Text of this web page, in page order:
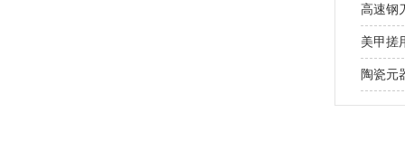
高速钢
美甲搓
陶瓷元